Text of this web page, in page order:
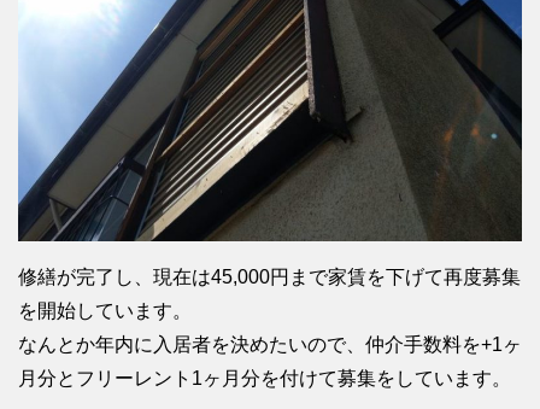
修繕が完了し、現在は45,000円まで家賃を下げて再度募集
を開始しています。
なんとか年内に入居者を決めたいので、仲介手数料を+1ヶ
月分とフリーレント1ヶ月分を付けて募集をしています。